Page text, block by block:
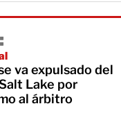
va expulsado del
Lake por
al árbitro